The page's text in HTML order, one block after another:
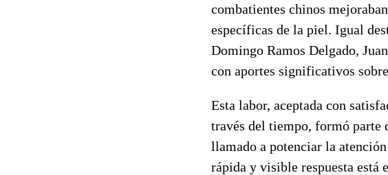
combatientes chinos
específicas de la piel. Igual
Domingo Ramos Delgado,
con aportes significativos
Esta labor, aceptada con
través del tiempo, formó parte
llamado a potenciar la
rápida y visible respuesta está